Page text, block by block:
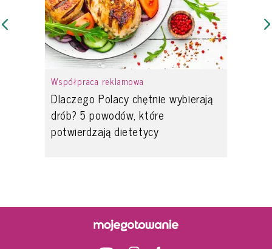
Współpraca reklamowa
Dlaczego Polacy chętnie wybierają
drób? 5 powodów, które
potwierdzają dietetycy